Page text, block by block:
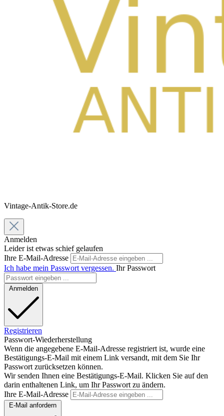
Vintage-Antik-Store.de
Anmelden
Leider ist etwas schief gelaufen
Ihre E-Mail-Adresse
Ich habe mein Passwort vergessen. Ihr Passwort
Anmelden
Registrieren
Passwort-Wiederherstellung
Wenn die angegebene E-Mail-Adresse registriert ist, wurde eine
Bestätigungs-E-Mail mit einem Link versandt, mit dem Sie Ihr
Passwort zurücksetzen können.
Wir senden Ihnen eine Bestätigungs-E-Mail. Klicken Sie auf den
darin enthaltenen Link, um Ihr Passwort zu ändern.
Ihre E-Mail-Adresse
E-Mail anfordern